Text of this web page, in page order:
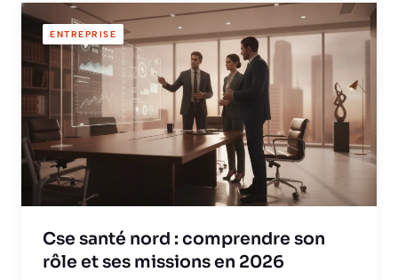
ENTREPRISE
Cse santé nord : comprendre son
rôle et ses missions en 2026